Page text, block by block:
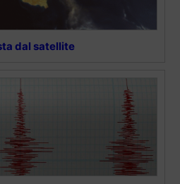
dal satellite